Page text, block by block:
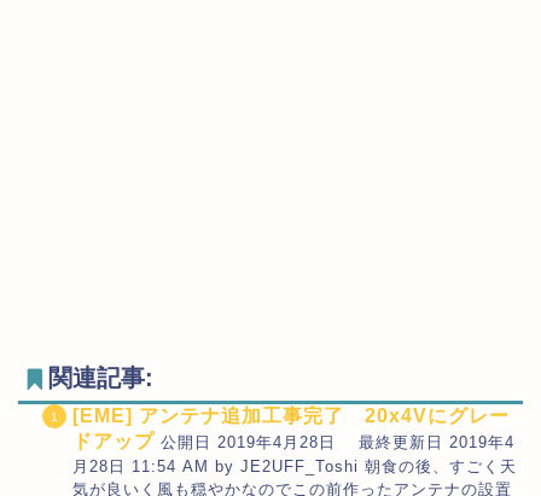
関連記事:
[EME] アンテナ追加工事完了 20x4Vにグレー
ドアップ 公開日 2019年4月28日 最終更新日 2019年4
月28日 11:54 AM by JE2UFF_Toshi 朝食の後、すごく天
気が良いく風も穏やかなのでこの前作ったアンテナの設置